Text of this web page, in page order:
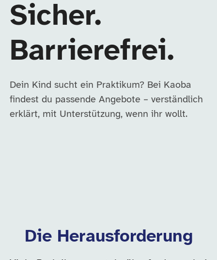
Sicher.
Barrierefrei.
Dein Kind sucht ein Praktikum? Bei Kaoba
findest du passende Angebote – verständlich
erklärt, mit Unterstützung, wenn ihr wollt.
Die Herausforderung